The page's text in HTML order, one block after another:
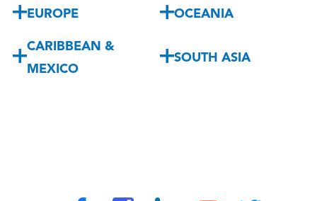
EUROPE OCEANIA
CARIBBEAN &
MEXICO
SOUTH ASIA